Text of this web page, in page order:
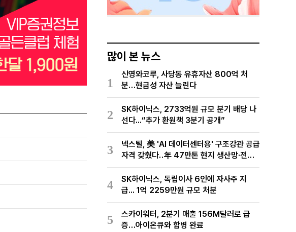
많이 본 뉴스
1
신영와코루, 사당동 유휴자산 800억 처
분…현금성 자산 늘린다
2
SK하이닉스, 2733억원 규모 분기 배당 나
선다...“추가 환원책 3분기 공개”
3
넥스틸, 美 'AI 데이터센터용' 구조강관 공급
자격 갖췄다‥年 47만톤 현지 생산망·전미
유통망 구축
4
SK하이닉스, 독립이사 6인에 자사주 지
급... 1억 2259만원 규모 처분
5
스카이워터, 2분기 매출 156M달러로 급
증…아이온큐와 합병 완료